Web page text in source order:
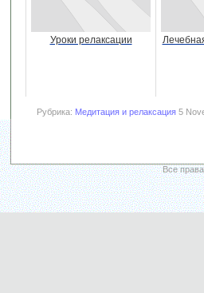
Уроки релаксации
Рубрика: Медитация и релаксация 5
Все